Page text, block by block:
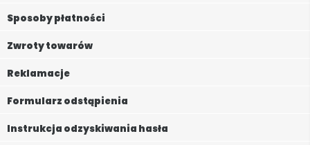
Sposoby płatności
Zwroty towarów
Reklamacje
Formularz odstąpienia
Instrukcja odzyskiwania hasła